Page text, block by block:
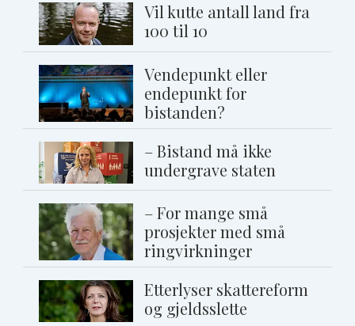
Vil kutte antall land fra
100 til 10
Vendepunkt eller
endepunkt for
bistanden?
– Bistand må ikke
undergrave staten
– For mange små
prosjekter med små
ringvirkninger
Etterlyser skattereform
og gjeldsslette